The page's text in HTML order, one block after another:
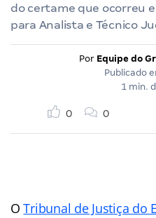
do certame que ocorreu
para Analista e Técnico
Por Equipe do
Publicado
1 min.
0 0
OTribunal de Justiça do